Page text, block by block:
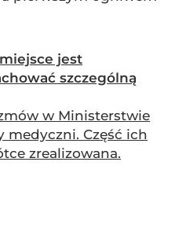
jest
szczególną
w Ministerstwie
Część ich
zrealizowana.